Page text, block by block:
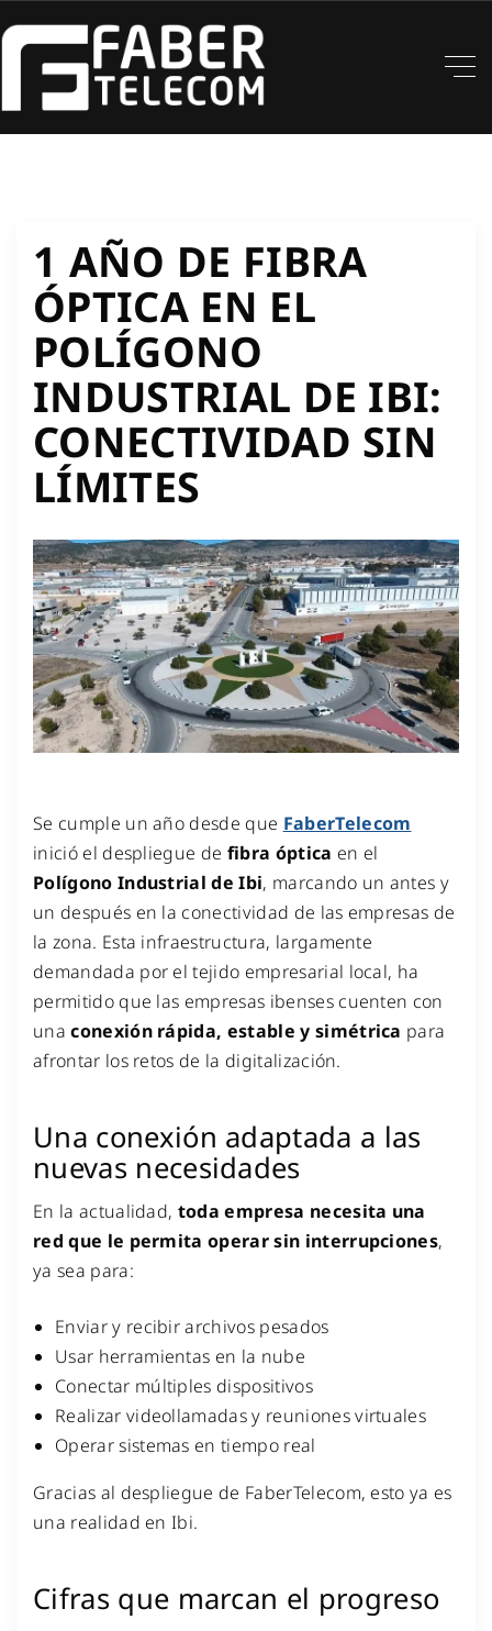
1 AÑO DE FIBRA
ÓPTICA EN EL
POLÍGONO
INDUSTRIAL DE IBI:
CONECTIVIDAD SIN
LÍMITES
Se cumple un año desde que FaberTelecom
inició el despliegue de fibra óptica en el
Polígono Industrial de Ibi, marcando un antes y
un después en la conectividad de las empresas de
la zona. Esta infraestructura, largamente
demandada por el tejido empresarial local, ha
permitido que las empresas ibenses cuenten con
unaconexión rápida, estable y simétrica para
afrontar los retos de la digitalización.
Una conexión adaptada a las
nuevas necesidades
En la actualidad, toda empresa necesita una
red que le permita operar sin interrupciones,
ya sea para:
Enviar y recibir archivos pesados
Usar herramientas en la nube
Conectar múltiples dispositivos
Realizar videollamadas y reuniones virtuales
Operar sistemas en tiempo real
Gracias al despliegue de FaberTelecom, esto ya es
una realidad en Ibi.
Cifras que marcan el progreso